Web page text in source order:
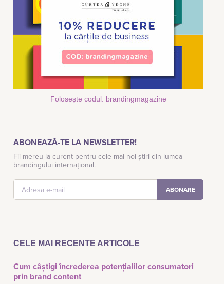
Folosește codul: brandingmagazine
ABONEAZĂ-TE LA NEWSLETTER!
Fii mereu la curent pentru cele mai noi știri din lumea
brandingului internațional.
CELE MAI RECENTE ARTICOLE
Cum câștigi încrederea potențialilor consumatori
prin brand content